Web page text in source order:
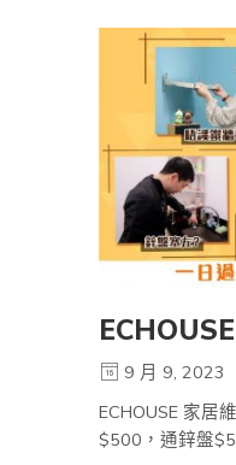
9 月 9, 2023
ECHOUSE 家居
$500，通鋅盤